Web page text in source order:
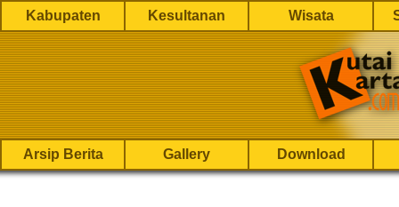
Kabupaten Kesultanan Wisata
Arsip Berita Gallery Download